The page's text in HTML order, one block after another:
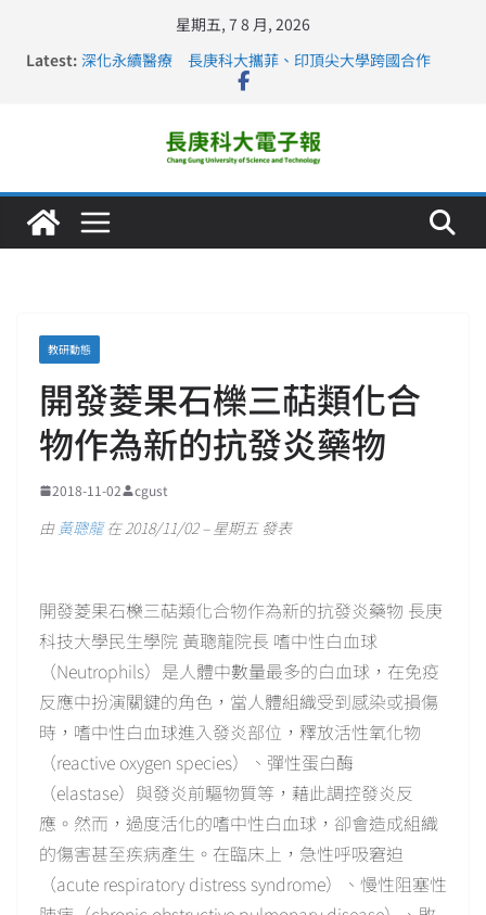
星期五, 7 8 月, 2026
Latest: 深化永續醫療 長庚科大攜菲、印頂尖大學跨國合作
長庚科大訪凱瑟醫療集團、美容學校收穫豐
仁德醫專與長庚科大締結策略聯盟 培育護理尖兵
長庚科大連四年穩居《遠見》醫學大學第5名 辦學實力再
教研動態
開發菱果石櫟三萜類化合
物作為新的抗發炎藥物
2018-11-02 cgust
由 黃聰龍在 2018/11/02 – 星期五 發表
開發菱果石櫟三萜類化合物作為新的抗發炎藥物 長庚
科技大學民生學院 黃聰龍院長 嗜中性白血球
（Neutrophils）是人體中數量最多的白血球，在免疫
反應中扮演關鍵的角色，當人體組織受到感染或損傷
時，嗜中性白血球進入發炎部位，釋放活性氧化物
（reactive oxygen species）、彈性蛋白酶
（elastase）與發炎前驅物質等，藉此調控發炎反
應。然而，過度活化的嗜中性白血球，卻會造成組織
的傷害甚至疾病產生。在臨床上，急性呼吸窘迫
（acute respiratory distress syndrome）、慢性阻塞性